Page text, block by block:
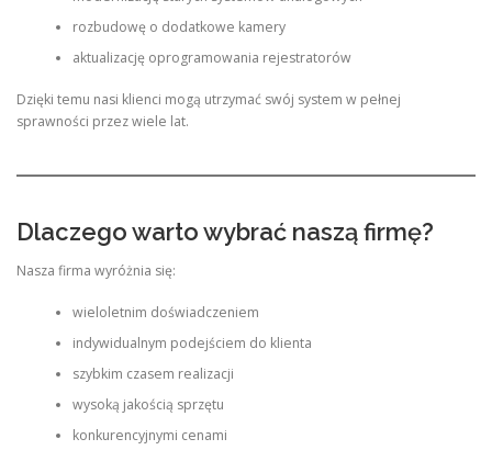
rozbudowę o dodatkowe kamery
aktualizację oprogramowania rejestratorów
Dzięki temu nasi klienci mogą utrzymać swój system w pełnej
sprawności przez wiele lat.
Dlaczego warto wybrać naszą firmę?
Nasza firma wyróżnia się:
wieloletnim doświadczeniem
indywidualnym podejściem do klienta
szybkim czasem realizacji
wysoką jakością sprzętu
konkurencyjnymi cenami